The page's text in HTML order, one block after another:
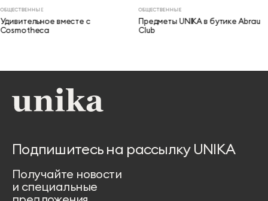
ОБЩЕСТВЕННЫЕ
Удивительное вместе с
Cosmotheca
ОБЩЕСТВЕННЫЕ
Предметы UNIKA в бутике Abrau
Club
Подпишитесь на рассылку UNIKA
Получайте новости
и специальные